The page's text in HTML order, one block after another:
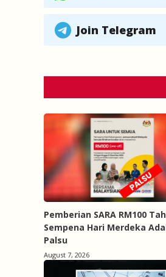
Join Telegram
Pemberian SARA RM100
Sempena Hari Merdeka
Palsu
August 7, 2026